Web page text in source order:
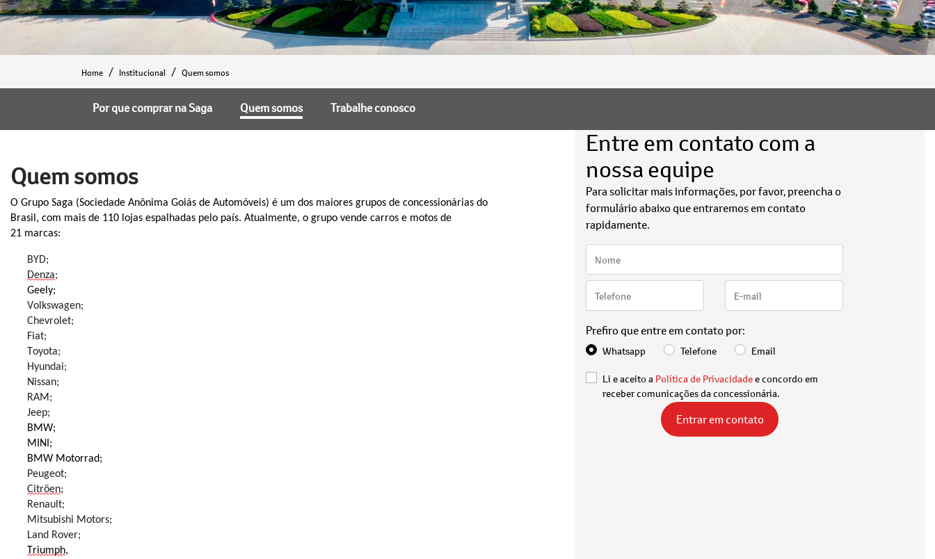
Home Institucional Quem somos
Por que comprar na Saga Quem somos Trabalhe conosco
Quem somos
O Grupo Saga (Sociedade Anônima Goiás de Automóveis) é um dos maiores grupos de concessionárias do
Brasil, com mais de 110 lojas espalhadas pelo país. Atualmente, o grupo vende carros e motos de
21 marcas:
BYD;
Denza;
Geely;
Volkswagen;
Chevrolet;
Fiat;
Toyota;
Hyundai;
Nissan;
RAM;
Jeep;
BMW;
MINI;
BMW Motorrad;
Peugeot;
Citröen;
Renault;
Mitsubishi Motors;
Land Rover;
Triumph,
Entre em contato com a
nossa equipe
Para solicitar mais informações, por favor, preencha o
formulário abaixo que entraremos em contato
rapidamente.
Prefiro que entre em contato por:
Whatsapp Telefone Email
Li e aceito a Política de Privacidadee concordo em
receber comunicações da concessionária.
Entrar em contato